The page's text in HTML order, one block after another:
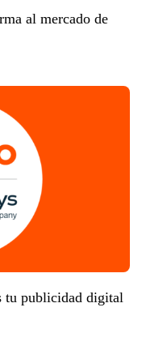
al mercado de
tu publicidad digital